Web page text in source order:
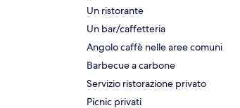
Un ristorante
Un bar/caffetteria
Angolo caffè nelle aree comuni
Barbecue a carbone
Servizio ristorazione privato
Picnic privati